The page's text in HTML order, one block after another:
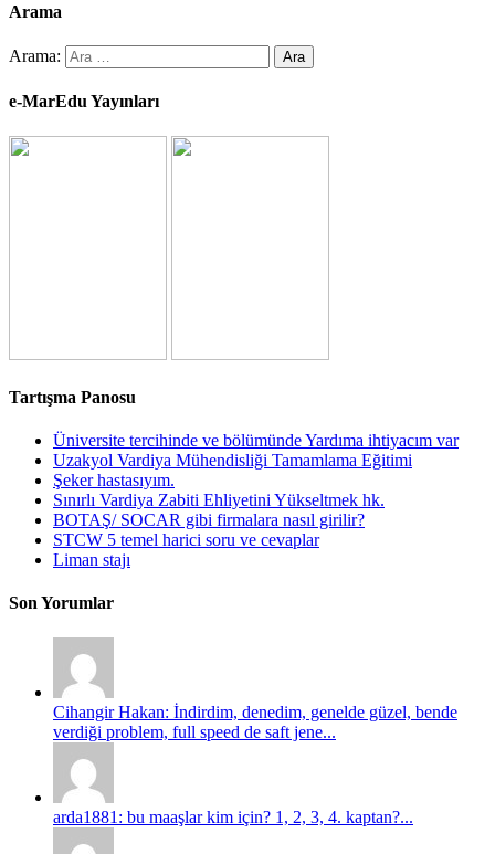
Arama
Arama:
e-MarEdu Yayınları
Tartışma Panosu
Üniversite tercihinde ve bölümünde Yardıma ihtiyacım var
Uzakyol Vardiya Mühendisliği Tamamlama Eğitimi
Şeker hastasıyım.
Sınırlı Vardiya Zabiti Ehliyetini Yükseltmek hk.
BOTAŞ/ SOCAR gibi firmalara nasıl girilir?
STCW 5 temel harici soru ve cevaplar
Liman stajı
Son Yorumlar
Cihangir Hakan: İndirdim, denedim, genelde güzel, bende
verdiği problem, full speed de saft jene...
arda1881: bu maaşlar kim için? 1, 2, 3, 4. kaptan?...